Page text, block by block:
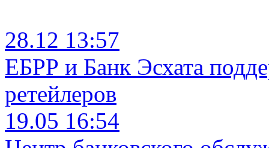
28.12 13:57
ЕБРР и Банк Эсхата
ретейлеров
19.05 16:54